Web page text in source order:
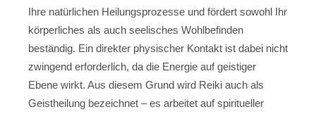
Ihre natürlichen Heilungsprozesse und fördert sowohl Ihr
körperliches als auch seelisches Wohlbefinden
beständig. Ein direkter physischer Kontakt ist dabei nicht
zwingend erforderlich, da die Energie auf geistiger
Ebene wirkt. Aus diesem Grund wird Reiki auch als
Geistheilung bezeichnet – es arbeitet auf spiritueller